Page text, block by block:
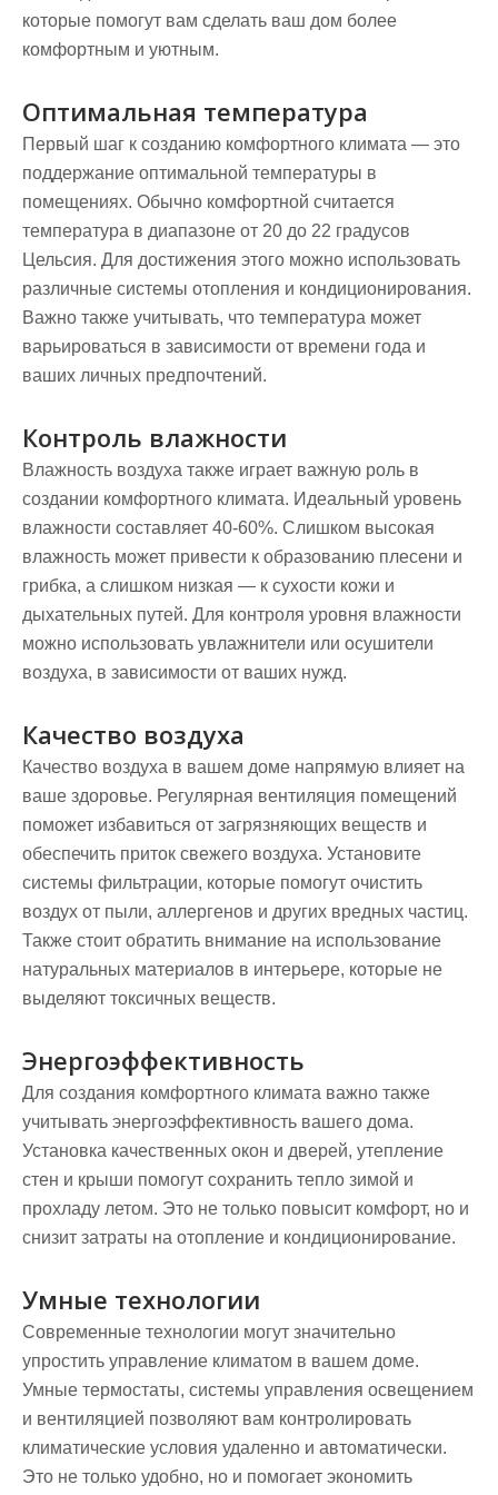
которые помогут вам сделать ваш дом более
комфортным и уютным.
Оптимальная температура
Первый шаг к созданию комфортного климата — это
поддержание оптимальной температуры в
помещениях. Обычно комфортной считается
температура в диапазоне от 20 до 22 градусов
Цельсия. Для достижения этого можно использовать
различные системы отопления и кондиционирования.
Важно также учитывать, что температура может
варьироваться в зависимости от времени года и
ваших личных предпочтений.
Контроль влажности
Влажность воздуха также играет важную роль в
создании комфортного климата. Идеальный уровень
влажности составляет 40-60%. Слишком высокая
влажность может привести к образованию плесени и
грибка, а слишком низкая — к сухости кожи и
дыхательных путей. Для контроля уровня влажности
можно использовать увлажнители или осушители
воздуха, в зависимости от ваших нужд.
Качество воздуха
Качество воздуха в вашем доме напрямую влияет на
ваше здоровье. Регулярная вентиляция помещений
поможет избавиться от загрязняющих веществ и
обеспечить приток свежего воздуха. Установите
системы фильтрации, которые помогут очистить
воздух от пыли, аллергенов и других вредных частиц.
Также стоит обратить внимание на использование
натуральных материалов в интерьере, которые не
выделяют токсичных веществ.
Энергоэффективность
Для создания комфортного климата важно также
учитывать энергоэффективность вашего дома.
Установка качественных окон и дверей, утепление
стен и крыши помогут сохранить тепло зимой и
прохладу летом. Это не только повысит комфорт, но и
снизит затраты на отопление и кондиционирование.
Умные технологии
Современные технологии могут значительно
упростить управление климатом в вашем доме.
Умные термостаты, системы управления освещением
и вентиляцией позволяют вам контролировать
климатические условия удаленно и автоматически.
Это не только удобно, но и помогает экономить